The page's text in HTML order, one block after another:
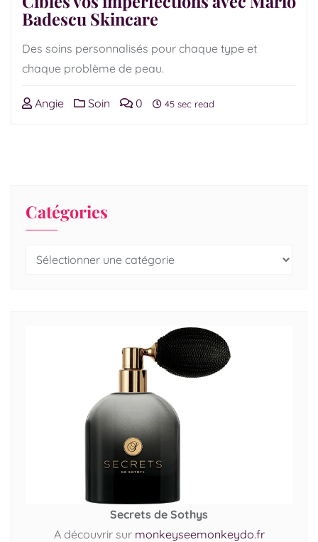
Badescu Skincare
Des soins personnalisés pour chaque type et
chaque problème de peau.
Angie Soin 0 45 sec read
Catégories
Secrets de Sothys
A découvrir sur monkeyseemonkeydo.fr